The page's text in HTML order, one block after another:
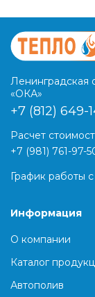
Ленинградская
«ОКА»
+7 (812) 649-
Расчет
+7 (981) 761-97-
График работы
Информация
О компании
Каталог
Автополив